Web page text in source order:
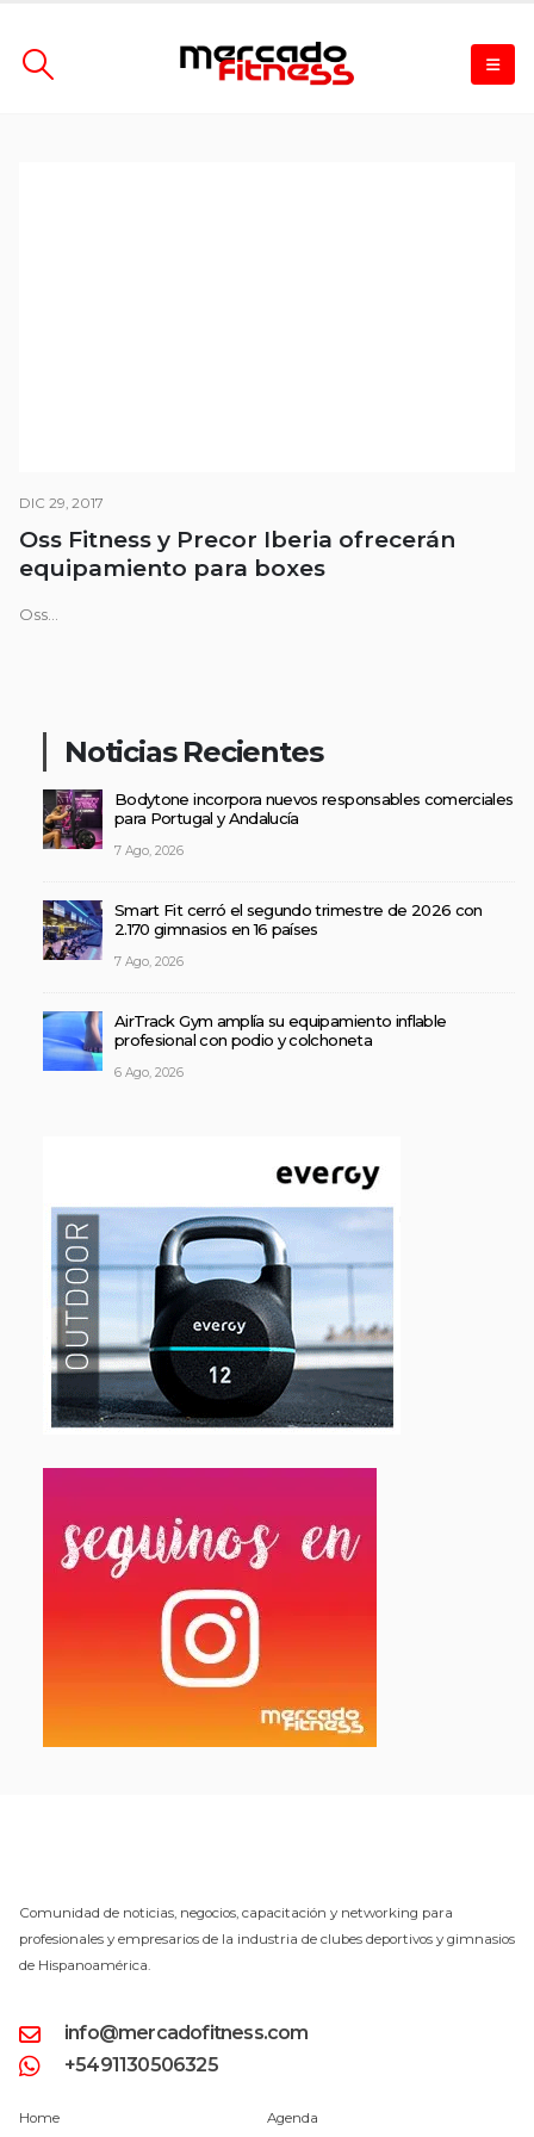
DIC 29, 2017
Oss Fitness y Precor Iberia ofrecerán
equipamiento para boxes
Oss...
Noticias Recientes
Bodytone incorpora nuevos responsables comerciales
para Portugal y Andalucía
7 Ago, 2026
Smart Fit cerró el segundo trimestre de 2026 con
2.170 gimnasios en 16 países
7 Ago, 2026
AirTrack Gym amplía su equipamiento inflable
profesional con podio y colchoneta
6 Ago, 2026
Comunidad de noticias, negocios, capacitación y networking para
profesionales y empresarios de la industria de clubes deportivos y gimnasios
de Hispanoamérica.
info@mercadofitness.com
+5491130506325
Home Agenda